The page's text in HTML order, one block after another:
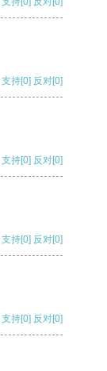
支持[0] 反对[0]
支持[0] 反对[0]
支持[0] 反对[0]
支持[0] 反对[0]